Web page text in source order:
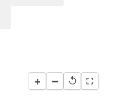
+ − ↺